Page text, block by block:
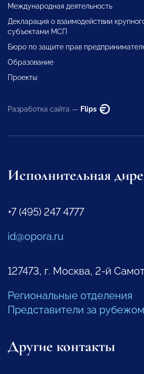
Международная деятельность
Декларация о взаимодействии
субъектами МСП
Бюро по защите прав
Образование
Проекты
Разработка сайта — Flips
Исполнительная
+7 (495) 247 4777
id@opora.ru
127473, г. Москва, 2-й
Региональные отделения
Представители за рубежом
Другие контакты